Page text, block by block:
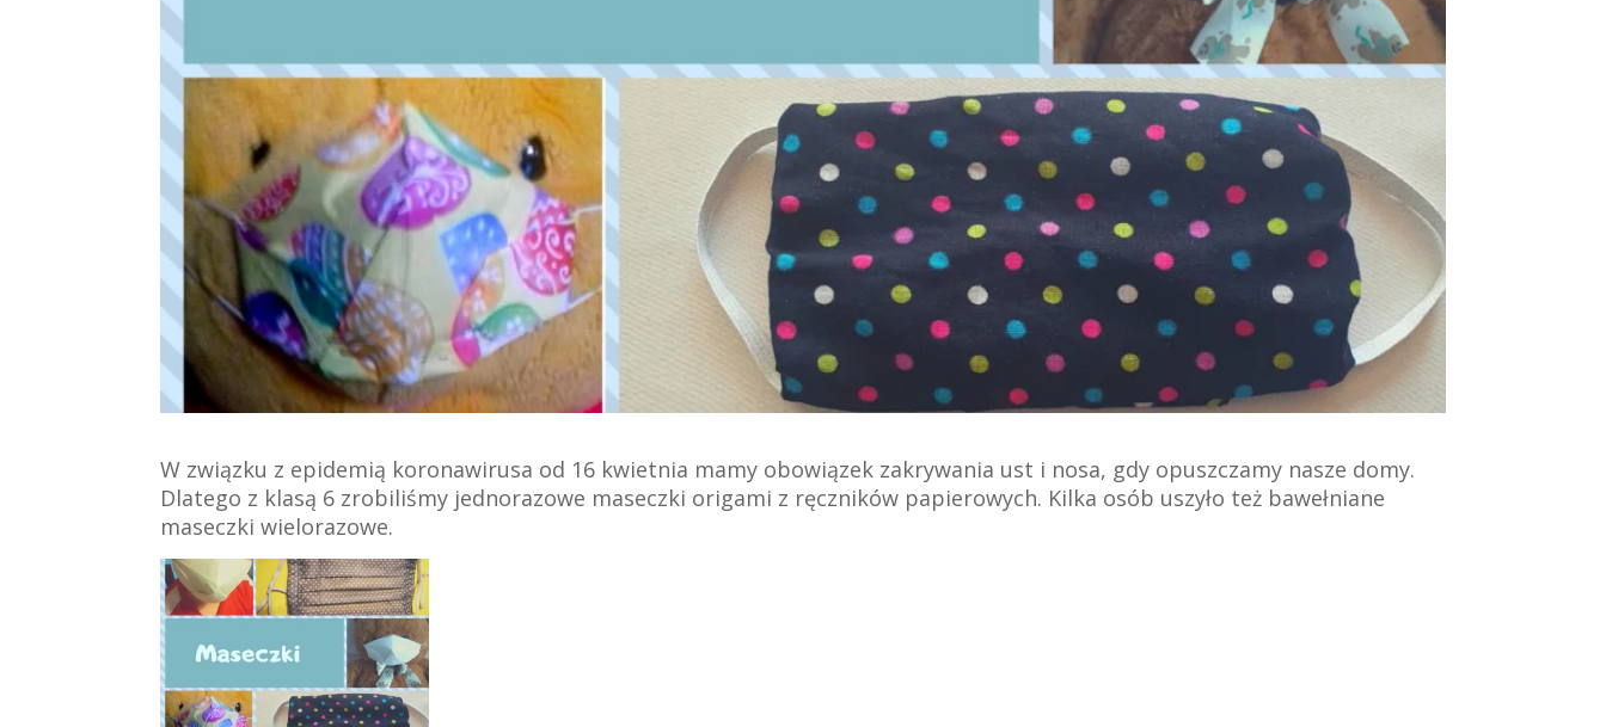
W związku z epidemią koronawirusa od 16 kwietnia mamy obowiązek zakrywania ust i nosa, gdy opuszczamy nasze domy.
Dlatego z klasą 6 zrobiliśmy jednorazowe maseczki origami z ręczników papierowych. Kilka osób uszyło też bawełniane
maseczki wielorazowe.